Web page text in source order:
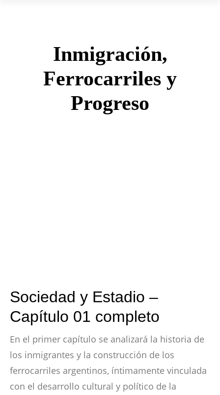
Inmigración,
Ferrocarriles y
Progreso
Sociedad y Estadio –
Capítulo 01 completo
En el primer capítulo se analizará la historia de
los inmigrantes y la construcción de los
ferrocarriles argentinos, íntimamente vinculada
con el desarrollo cultural y político de la